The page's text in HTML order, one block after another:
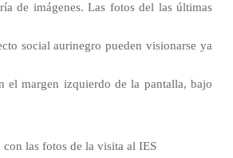
de imágenes. Las fotos del las últimas
social aurinegro pueden visionarse ya
el margen izquierdo de la pantalla, bajo
con las fotos de la visita al IES